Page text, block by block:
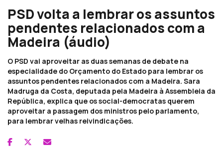
PSD volta a lembrar os assuntos
pendentes relacionados com a
Madeira (áudio)
O PSD vai aproveitar as duas semanas de debate na
especialidade do Orçamento do Estado para lembrar os
assuntos pendentes relacionados com a Madeira. Sara
Madruga da Costa, deputada pela Madeira à Assembleia da
República, explica que os social-democratas querem
aproveitar a passagem dos ministros pelo parlamento,
para lembrar velhas reivindicações.